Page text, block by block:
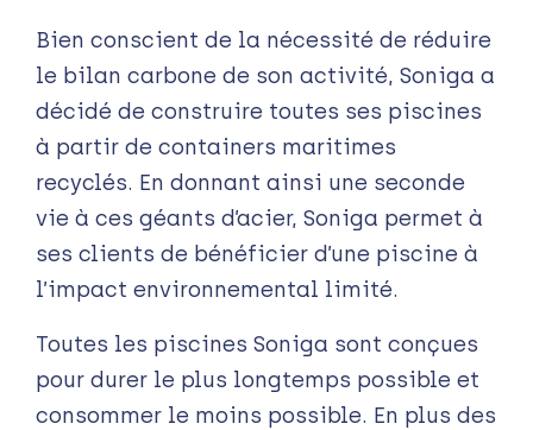
Bien conscient de la nécessité de réduire
le bilan carbone de son activité, Soniga a
décidé de construire toutes ses piscines
à partir de containers maritimes
recyclés. En donnant ainsi une seconde
vie à ces géants d’acier, Soniga permet à
ses clients de bénéficier d’une piscine à
l’impact environnemental limité.
Toutes les piscines Soniga sont conçues
pour durer le plus longtemps possible et
consommer le moins possible. En plus des